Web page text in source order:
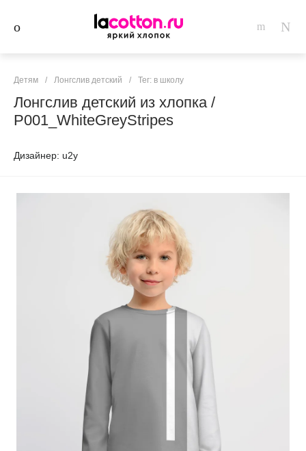
Детям / Лонгслив детский / Тег: в школу
Лонгслив детский из хлопка /
P001_WhiteGreyStripes
Дизайнер: u2y